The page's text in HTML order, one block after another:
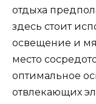
отдыха
здесь стоит
освещение и
место
оптимальное
отвлекающих